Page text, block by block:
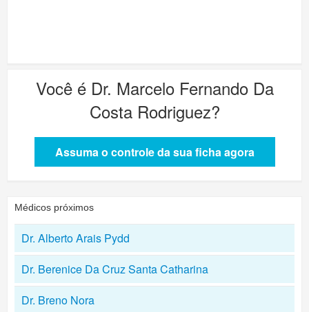
Você é Dr. Marcelo Fernando Da
Costa Rodriguez?
Assuma o controle da sua ficha agora
Médicos próximos
Dr. Alberto Arais Pydd
Dr. Berenice Da Cruz Santa Catharina
Dr. Breno Nora